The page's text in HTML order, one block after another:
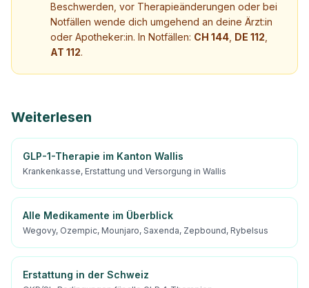
Beschwerden, vor Therapieänderungen oder bei
Notfällen wende dich umgehend an deine Ärzt:in
oder Apotheker:in. In Notfällen: CH 144 DE 112
AT 112.
Weiterlesen
GLP-1-Therapie im Kanton Wallis
Krankenkasse, Erstattung und Versorgung in Wallis
Alle Medikamente im Überblick
Wegovy, Ozempic, Mounjaro, Saxenda, Zepbound, Rybelsus
Erstattung in der Schweiz